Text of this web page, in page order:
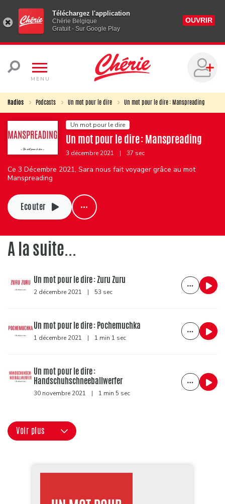
Téléchargez l'application
Chérie Belgique
Gratuit - Sur Google Play
OUVRIR
MENU
Radios Podcasts Un mot pour le dire Un mot pour le dire : Manspreading
Un mot pour le dire
Un mot pour le dire : Manspreading
3 décembre 2021 | 37 sec
Ce 3 Décembre 2021, Sara nous fait voyager grâce au mot
Manspreading
Ecouter
A la suite...
Un mot pour le dire : Zuru Zuru
2 décembre 2021 | 53 sec
Un mot pour le dire : Pochemuchka
1 décembre 2021 | 1 min 1 sec
Un mot pour le dire :
Handschuhschneeballwerfer
30 novembre 2021 | 1 min 5 sec
Voir plus